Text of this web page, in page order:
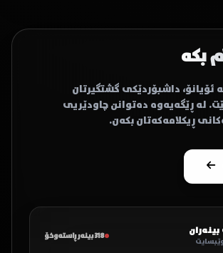
بکە
ئۆیانۆ، داشبۆردێکی گشتگیرتان
لە ڕێگەیەوە دەتوانن چاودێریی
ڕیکلامەکەتان بکەن.
318بینەر ڕاستەوخۆ